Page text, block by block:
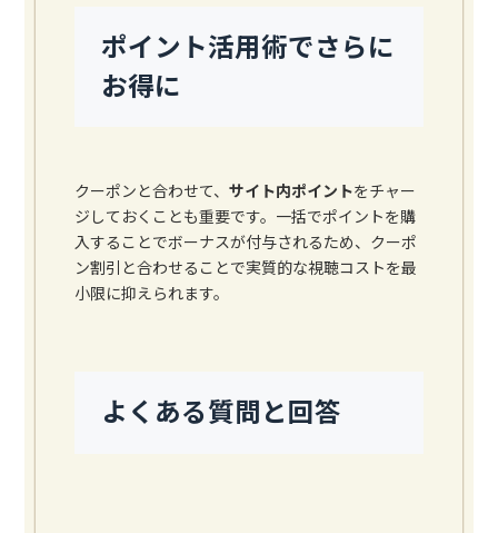
ポイント活用術でさらに
お得に
クーポンと合わせて、サイト内ポイントをチャー
ジしておくことも重要です。一括でポイントを購
入することでボーナスが付与されるため、クーポ
ン割引と合わせることで実質的な視聴コストを最
小限に抑えられます。
よくある質問と回答